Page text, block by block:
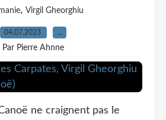
, Virgil Gheorghiu
04.07.2023 …
Par Pierre Ahnne
ne craignent pas le